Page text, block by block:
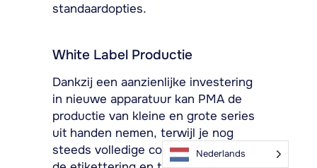
standaardopties.
White Label Productie
Dankzij een aanzienlijke investering
in nieuwe apparatuur kan PMA de
productie van kleine en grote series
uit handen nemen, terwijl je nog
steeds volledige controle hebt over
Nederlands